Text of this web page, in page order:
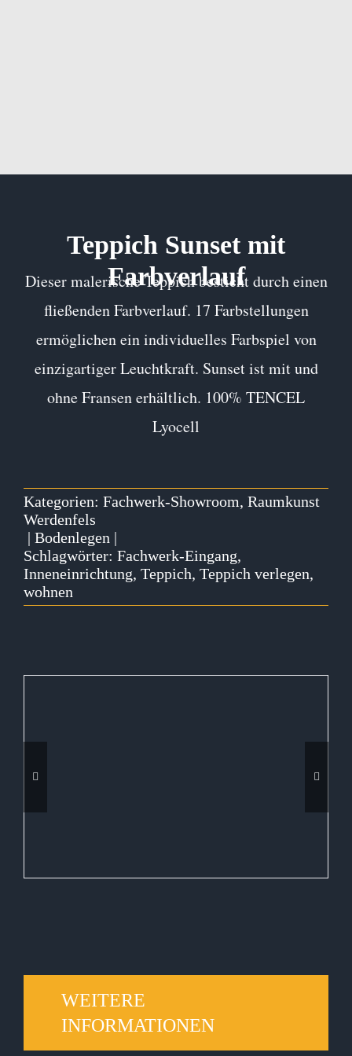
Teppich Sunset mit
Farbverlauf
Dieser malerische Teppich besticht durch einen
fließenden Farbverlauf. 17 Farbstellungen
ermöglichen ein individuelles Farbspiel von
einzigartiger Leuchtkraft. Sunset ist mit und
ohne Fransen erhältlich. 100% TENCEL
Lyocell
Kategorien: Fachwerk-Showroom, Raumkunst
Werdenfels
| Bodenlegen |
Schlagwörter: Fachwerk-Eingang,
Inneneinrichtung, Teppich, Teppich verlegen,
wohnen
WEITERE
INFORMATIONEN